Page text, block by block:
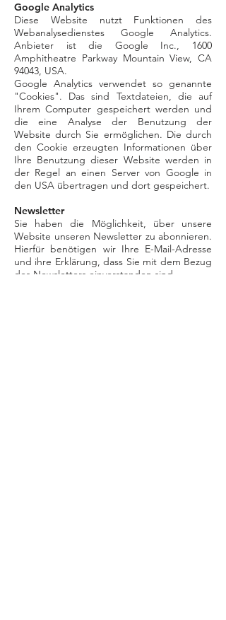
Google Analytics
Diese Website nutzt Funktionen des
Webanalysedienstes Google Analytics.
Anbieter ist die Google Inc., 1600
Amphitheatre Parkway Mountain View, CA
94043, USA.
Google Analytics verwendet so genannte
"Cookies". Das sind Textdateien, die auf
Ihrem Computer gespeichert werden und
die eine Analyse der Benutzung der
Website durch Sie ermöglichen. Die durch
den Cookie erzeugten Informationen über
Ihre Benutzung dieser Website werden in
der Regel an einen Server von Google in
den USA übertragen und dort gespeichert.
Newsletter
Sie haben die Möglichkeit, über unsere
Website unseren Newsletter zu abonnieren.
Hierfür benötigen wir Ihre E-Mail-Adresse
und ihre Erklärung, dass Sie mit dem Bezug
des Newsletters einverstanden sind.